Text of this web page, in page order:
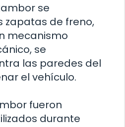
se
zapatas de freno,
mecanismo
se
las paredes del
el vehículo.
fueron
durante